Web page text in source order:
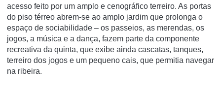
acesso feito por um amplo e cenográfico terreiro. As portas
do piso térreo abrem-se ao amplo jardim que prolonga o
espaço de sociabilidade – os passeios, as merendas, os
jogos, a música e a dança, fazem parte da componente
recreativa da quinta, que exibe ainda cascatas, tanques,
terreiro dos jogos e um pequeno cais, que permitia navegar
na ribeira.